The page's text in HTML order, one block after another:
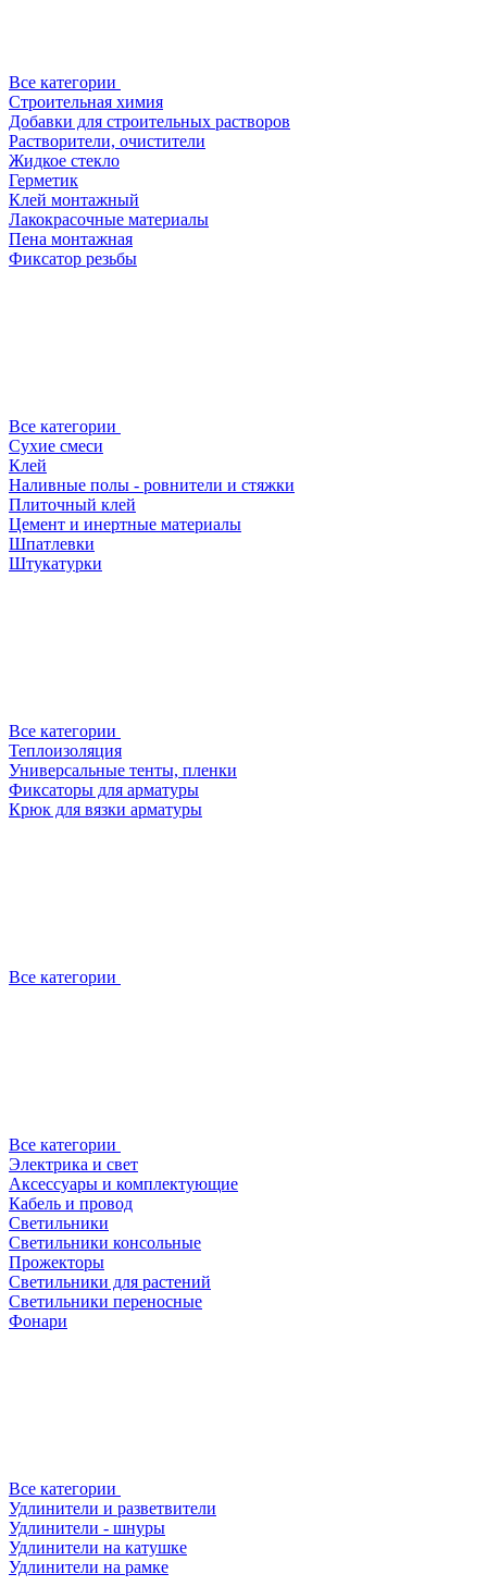
Все категории
Строительная химия
Добавки для строительных растворов
Растворители, очистители
Жидкое стекло
Герметик
Клей монтажный
Лакокрасочные материалы
Пена монтажная
Фиксатор резьбы
Все категории
Сухие смеси
Клей
Наливные полы - ровнители и стяжки
Плиточный клей
Цемент и инертные материалы
Шпатлевки
Штукатурки
Все категории
Теплоизоляция
Универсальные тенты, пленки
Фиксаторы для арматуры
Крюк для вязки арматуры
Все категории
Все категории
Электрика и свет
Аксессуары и комплектующие
Кабель и провод
Светильники
Светильники консольные
Прожекторы
Светильники для растений
Светильники переносные
Фонари
Все категории
Удлинители и разветвители
Удлинители - шнуры
Удлинители на катушке
Удлинители на рамке